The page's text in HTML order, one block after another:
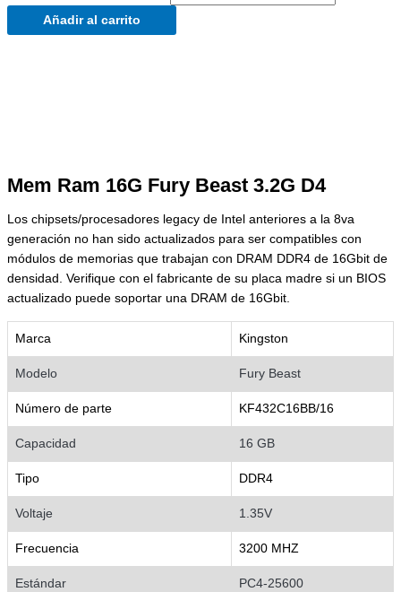
Añadir al carrito
Mem Ram 16G Fury Beast 3.2G D4
Los chipsets/procesadores legacy de Intel anteriores a la 8va
generación no han sido actualizados para ser compatibles con
módulos de memorias que trabajan con DRAM DDR4 de 16Gbit de
densidad. Verifique con el fabricante de su placa madre si un BIOS
actualizado puede soportar una DRAM de 16Gbit.
Marca Kingston
Modelo Fury Beast
Número de parte KF432C16BB/16
Capacidad 16 GB
Tipo DDR4
Voltaje 1.35V
Frecuencia 3200 MHZ
Estándar PC4-25600